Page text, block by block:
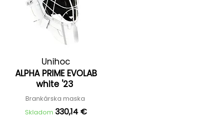
Unihoc
ALPHA PRIME EVOLAB
white '23
Brankárska maska
Skladom 330,14 €